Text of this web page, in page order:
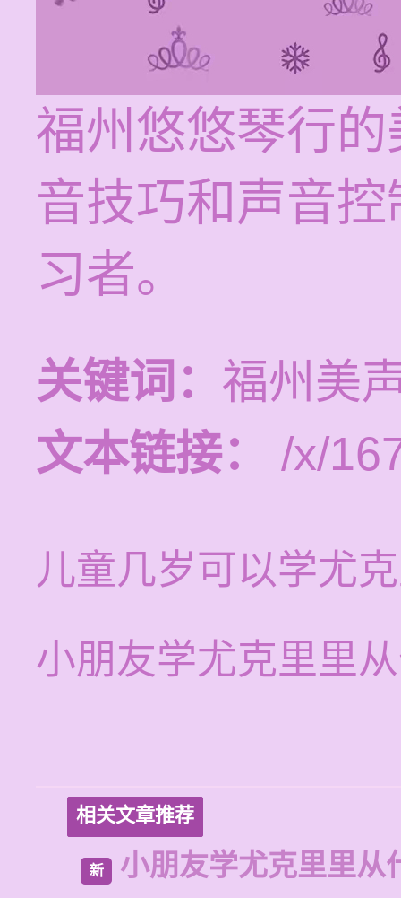
福州悠悠琴行
音技巧和声音
习者。
关键词： 福州美
文本链接：
/x/
儿童几岁可以学尤
小朋友学尤克里里
相关文章推荐
新 小朋友学尤克里里从